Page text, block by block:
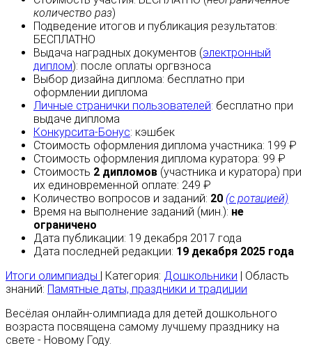
количество раз)
Подведение итогов и публикация результатов:
БЕСПЛАТНО
Выдача наградных документов (электронный
диплом): после оплаты оргвзноса
Выбор дизайна диплома: бесплатно при
оформлении диплома
Личные странички пользователей: бесплатно при
выдаче диплома
Конкурсита-Бонус: кэшбек
Стоимость оформления диплома участника: 199 ₽
Стоимость оформления диплома куратора: 99 ₽
Стоимость 2 дипломов (участника и куратора) при
их единовременной оплате: 249 ₽
Количество вопросов и заданий: 20 (с ротацией)
Время на выполнение заданий (мин.): не
ограничено
Дата публикации: 19 декабря 2017 года
Дата последней редакции: 19 декабря 2025 года
Итоги олимпиады
| Категория: Дошкольники | Область
знаний: Памятные даты, праздники и традиции
Весёлая онлайн-олимпиада для детей дошкольного
возраста посвящена самому лучшему празднику на
свете - Новому Году.